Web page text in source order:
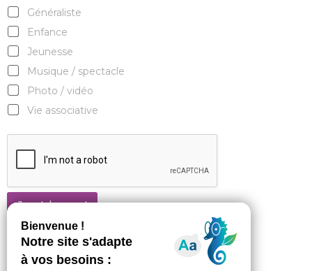
Généraliste
Enfance
Jeunesse
Musique / spectacle
Photo / vidéo
Vie associative
Je m'abonne !